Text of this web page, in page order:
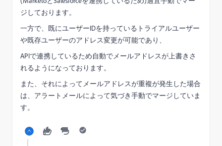
ジしております。
一方で、既にユーザーIDを持っているトライアルユーザー
や既存ユーザーのアドレス変更が可能であり、
APIで連携しているため自動でメールアドレスが上書きさ
れるようになっております。
また、それによってメールアドレスが重複が発生した場合
は、アラートメールによって気づき手動でマージしていま
す。